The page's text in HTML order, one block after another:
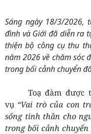
Sáng ngày 18/3/2026,
đình và Giới đã diễn ra
thiện bộ công cụ thu
năm 2026 về chăm sóc
trong bối cảnh chuyển
Toạ đàm được tổ
vụ “Vai trò của con
sống tinh thần cho
trong bối cảnh